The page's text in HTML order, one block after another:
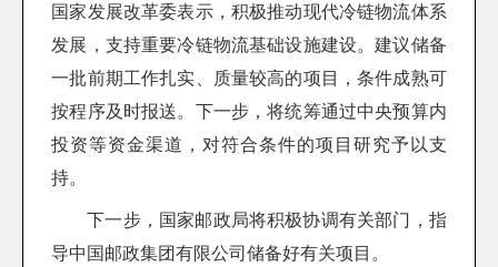
国家发展改革委表示，积极推动现代冷链物流体系
发展，支持重要冷链物流基础设施建设。建议储备
一批前期工作扎实、质量较高的项目，条件成熟可
按程序及时报送。下一步，将统筹通过中央预算内
投资等资金渠道，对符合条件的项目研究予以支
持。
下一步，国家邮政局将积极协调有关部门，指
导中国邮政集团有限公司储备好有关项目。